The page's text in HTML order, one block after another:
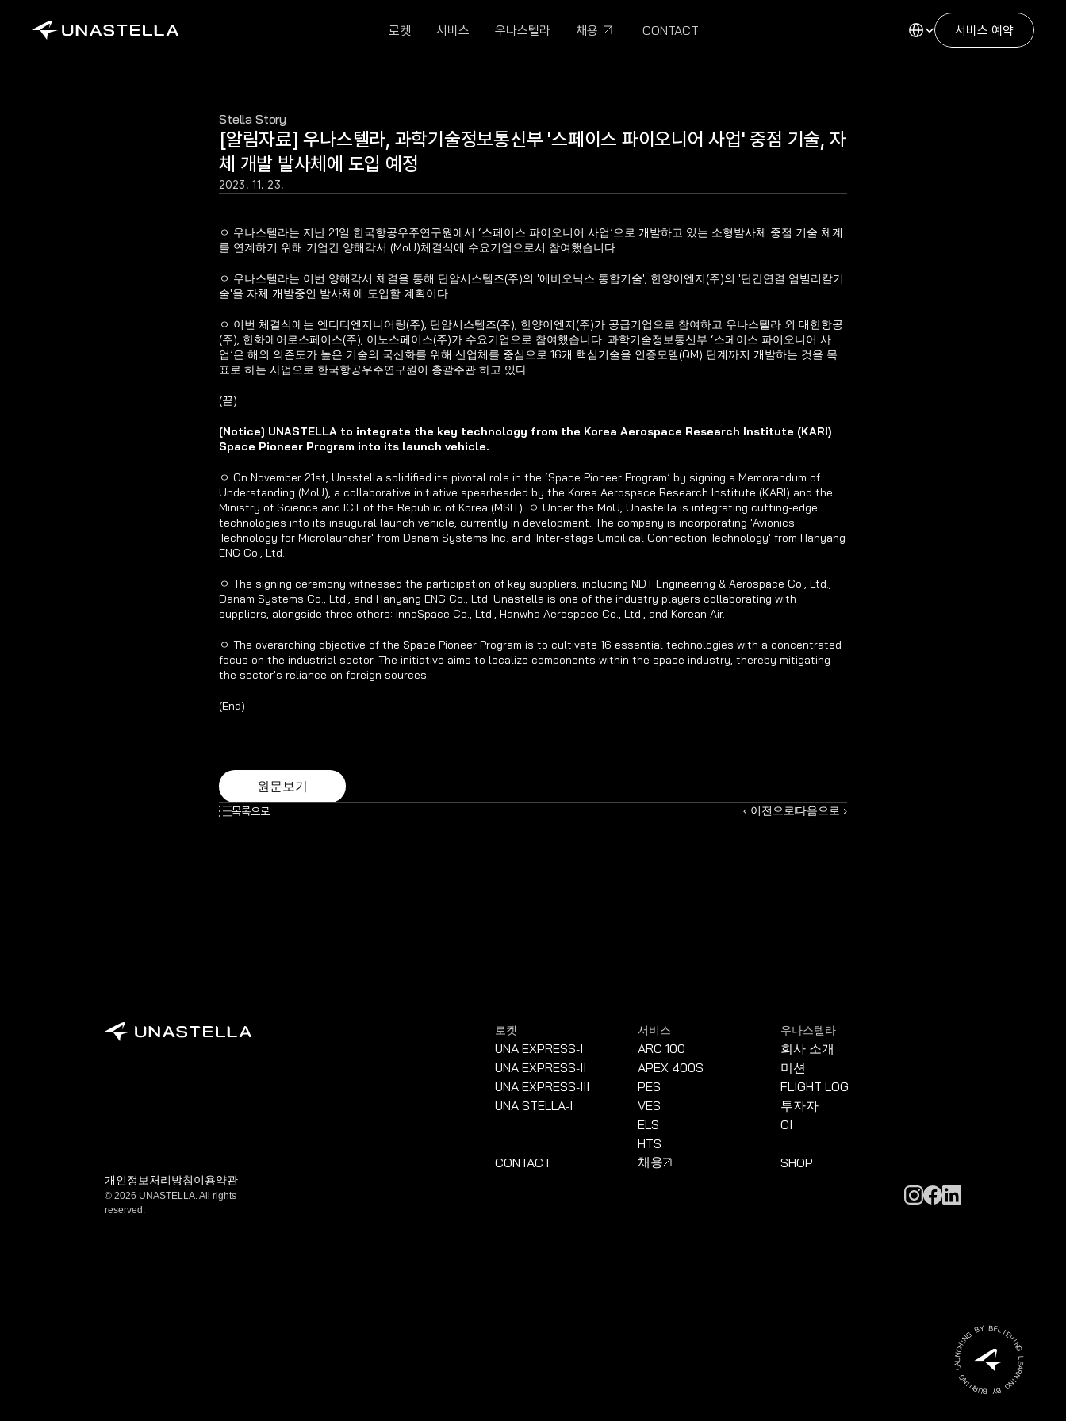
로켓 서비스 우나스텔라 채용 CONTACT Select Language서비스 예약
L
E
A
R
N
I
N
G
B
Y
B
U
R
N
I
N
G
L
A
U
N
C
HINGBY BELIEV
I
N
G
Stella Story
[알림자료] 우나스텔라, 과학기술정보통신부 '스페이스 파이오니어 사업' 중점 기술, 자
체 개발 발사체에 도입 예정
2023. 11. 23.
ㅇ 우나스텔라는 지난 21일 한국항공우주연구원에서 ‘스페이스 파이오니어 사업’으로 개발하고 있는 소형발사체 중점 기술 체계
를 연계하기 위해 기업간 양해각서 (MoU)체결식에 수요기업으로서 참여했습니다.
ㅇ 우나스텔라는 이번 양해각서 체결을 통해 단암시스템즈(주)의 '에비오닉스 통합기술', 한양이엔지(주)의 '단간연결 엄빌리칼기
술'을 자체 개발중인 발사체에 도입할 계획이다.
ㅇ 이번 체결식에는 엔디티엔지니어링(주), 단암시스템즈(주), 한양이엔지(주)가 공급기업으로 참여하고 우나스텔라 외 대한항공
(주), 한화에어로스페이스(주), 이노스페이스(주)가 수요기업으로 참여했습니다. 과학기술정보통신부 ‘스페이스 파이오니어 사
업’은 해외 의존도가 높은 기술의 국산화를 위해 산업체를 중심으로 16개 핵심기술을 인증모델(QM) 단계까지 개발하는 것을 목
표로 하는 사업으로 한국항공우주연구원이 총괄주관 하고 있다.
(끝)
[Notice] UNASTELLA to integrate the key technology from the Korea Aerospace Research Institute (KARI)
Space Pioneer Program into its launch vehicle.
ㅇ On November 21st, Unastella solidified its pivotal role in the ‘Space Pioneer Program’ by signing a Memorandum of
Understanding (MoU), a collaborative initiative spearheaded by the Korea Aerospace Research Institute (KARI) and the
Ministry of Science and ICT of the Republic of Korea (MSIT). ㅇ Under the MoU, Unastella is integrating cutting-edge
technologies into its inaugural launch vehicle, currently in development. The company is incorporating 'Avionics
Technology for Microlauncher' from Danam Systems Inc. and 'Inter-stage Umbilical Connection Technology' from Hanyang
ENG Co., Ltd.
ㅇ The signing ceremony witnessed the participation of key suppliers, including NDT Engineering & Aerospace Co., Ltd.,
Danam Systems Co., Ltd., and Hanyang ENG Co., Ltd. Unastella is one of the industry players collaborating with
suppliers, alongside three others: InnoSpace Co., Ltd., Hanwha Aerospace Co., Ltd., and Korean Air.
ㅇ The overarching objective of the Space Pioneer Program is to cultivate 16 essential technologies with a concentrated
focus on the industrial sector. The initiative aims to localize components within the space industry, thereby mitigating
the sector's reliance on foreign sources.
(End)
원문보기
목록으로 ‹ 이전으로다음으로 ›
로켓
UNA EXPRESS-I
UNA EXPRESS-II
UNA EXPRESS-III
UNA STELLA-I
서비스
ARC 100
APEX 400S
PES
VES
ELS
HTS
우나스텔라
회사 소개
미션
FLIGHT LOG
투자자
CI
CONTACT 채용 SHOP
개인정보처리방침이용약관
© 2026 UNASTELLA. All rights
reserved.